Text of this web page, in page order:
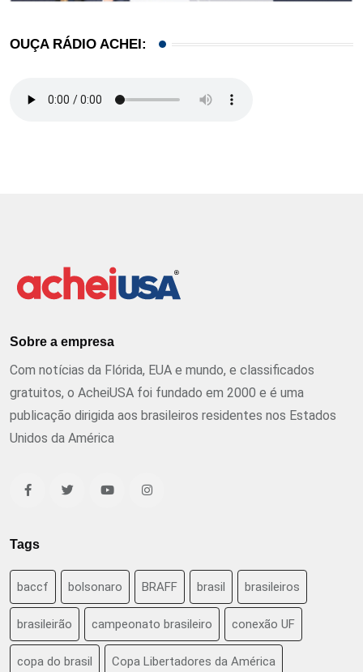
OUÇA RÁDIO ACHEI:
Sobre a empresa
Com notícias da Flórida, EUA e mundo, e classificados
gratuitos, o AcheiUSA foi fundado em 2000 e é uma
publicação dirigida aos brasileiros residentes nos Estados
Unidos da América
Tags
baccf bolsonaro BRAFF brasil brasileiros
brasileirão campeonato brasileiro conexão UF
copa do brasil Copa Libertadores da América